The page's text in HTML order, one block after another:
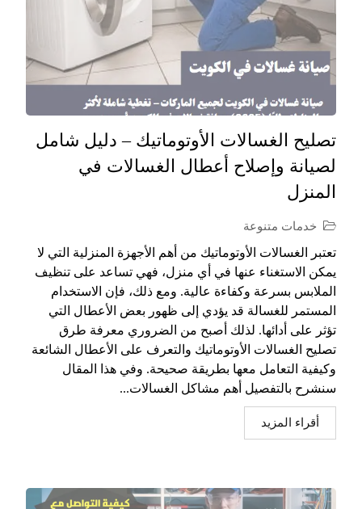
تصليح الغسالات الأوتوماتيك – دليل شامل
لصيانة وإصلاح أعطال الغسالات في
المنزل
خدمات متنوعة
تعتبر الغسالات الأوتوماتيك من أهم الأجهزة المنزلية التي لا
يمكن الاستغناء عنها في أي منزل، فهي تساعد على تنظيف
الملابس بسرعة وكفاءة عالية. ومع ذلك، فإن الاستخدام
المستمر للغسالة قد يؤدي إلى ظهور بعض الأعطال التي
تؤثر على أدائها. لذلك أصبح من الضروري معرفة طرق
تصليح الغسالات الأوتوماتيك والتعرف على الأعطال الشائعة
وكيفية التعامل معها بطريقة صحيحة. وفي هذا المقال
سنشرح بالتفصيل أهم مشاكل الغسالات...
أقراء المزيد